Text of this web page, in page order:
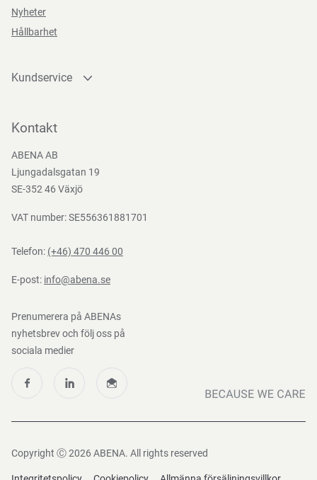
Nyheter
Hållbarhet
Kundservice
Bli kund
Nedladdningar
Kontakt
ABENA AB
Ljungadalsgatan 19
SE-352 46 Växjö
VAT number: SE556361881701
Telefon: (+46) 470 446 00
E-post: info@abena.se
Prenumerera på ABENAs
nyhetsbrev och följ oss på
sociala medier
Copyright Ⓒ 2026 ABENA. All rights reserved